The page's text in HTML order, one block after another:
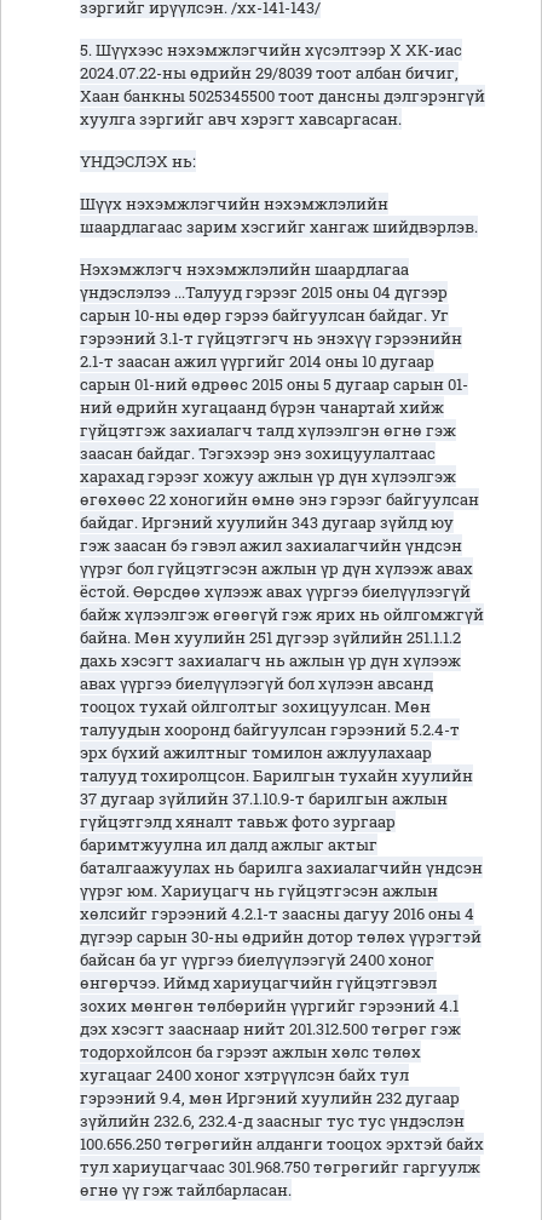
зэргийг ирүүлсэн. /хх-141-143/
5. Шүүхээс нэхэмжлэгчийн хүсэлтээр Х ХК-иас
2024.07.22-ны өдрийн 29/8039 тоот албан бичиг,
Хаан банкны 5025345500 тоот дансны дэлгэрэнгүй
хуулга зэргийг авч хэрэгт хавсаргасан.
ҮНДЭСЛЭХ нь:
Шүүх нэхэмжлэгчийн нэхэмжлэлийн
шаардлагаас зарим хэсгийг хангаж шийдвэрлэв.
Нэхэмжлэгч нэхэмжлэлийн шаардлагаа
үндэслэлээ ...Талууд гэрээг 2015 оны 04 дүгээр
сарын 10-ны өдөр гэрээ байгуулсан байдаг. Уг
гэрээний 3.1-т гүйцэтгэгч нь энэхүү гэрээнийн
2.1-т заасан ажил үүргийг 2014 оны 10 дугаар
сарын 01-ний өдрөөс 2015 оны 5 дугаар сарын 01-
ний өдрийн хугацаанд бүрэн чанартай хийж
гүйцэтгэж захиалагч талд хүлээлгэн өгнө гэж
заасан байдаг. Тэгэхээр энэ зохицуулалтаас
харахад гэрээг хожуу ажлын үр дүн хүлээлгэж
өгөхөөс 22 хоногийн өмнө энэ гэрээг байгуулсан
байдаг. Иргэний хуулийн 343 дугаар зүйлд юу
гэж заасан бэ гэвэл ажил захиалагчийн үндсэн
үүрэг бол гүйцэтгэсэн ажлын үр дүн хүлээж авах
ёстой. Өөрсдөө хүлээж авах үүргээ биелүүлээгүй
байж хүлээлгэж өгөөгүй гэж ярих нь ойлгомжгүй
байна. Мөн хуулийн 251 дүгээр зүйлийн 251.1.1.2
дахь хэсэгт захиалагч нь ажлын үр дүн хүлээж
авах үүргээ биелүүлээгүй бол хүлээн авсанд
тооцох тухай ойлголтыг зохицуулсан. Мөн
талуудын хооронд байгуулсан гэрээний 5.2.4-т
эрх бүхий ажилтныг томилон ажлуулахаар
талууд тохиролцсон. Барилгын тухайн хуулийн
37 дугаар зүйлийн 37.1.10.9-т барилгын ажлын
гүйцэтгэлд хяналт тавьж фото зургаар
баримтжуулна ил далд ажлыг актыг
баталгаажуулах нь барилга захиалагчийн үндсэн
үүрэг юм. Хариуцагч нь гүйцэтгэсэн ажлын
хөлсийг гэрээний 4.2.1-т заасны дагуу 2016 оны 4
дүгээр сарын 30-ны өдрийн дотор төлөх үүрэгтэй
байсан ба уг үүргээ биелүүлээгүй 2400 хоног
өнгөрчээ. Иймд хариуцагчийн гүйцэтгэвэл
зохих мөнгөн төлбөрийн үүргийг гэрээний 4.1
дэх хэсэгт зааснаар нийт 201.312.500 төгрөг гэж
тодорхойлсон ба гэрээт ажлын хөлс төлөх
хугацааг 2400 хоног хэтрүүлсэн байх тул
гэрээний 9.4, мөн Иргэний хуулийн 232 дугаар
зүйлийн 232.6, 232.4-д заасныг тус тус үндэслэн
100.656.250 төгрөгийн алданги тооцох эрхтэй байх
тул хариуцагчаас 301.968.750 төгрөгийг гаргуулж
өгнө үү гэж тайлбарласан.